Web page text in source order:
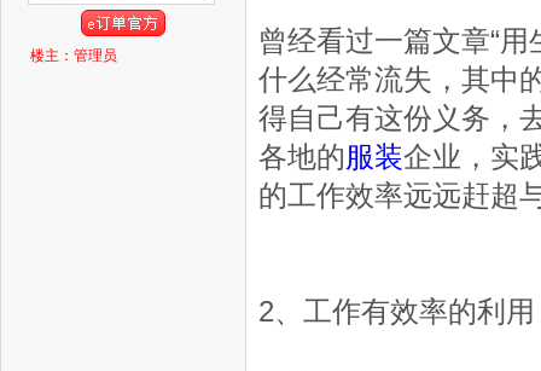
楼主：管理员
曾经看过一篇文章“
什么经常流失，其中
得自己有这份义务，
各地的服装企业，实
的工作效率远远赶超
2、工作有效率的利用